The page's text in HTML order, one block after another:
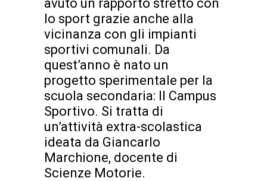
avuto un rapporto stretto con
lo sport grazie anche alla
vicinanza con gli impianti
sportivi comunali. Da
quest’anno è nato un
progetto sperimentale per la
scuola secondaria: Il Campus
Sportivo. Si tratta di
un’attività extra-scolastica
ideata da Giancarlo
Marchione, docente di
Scienze Motorie.